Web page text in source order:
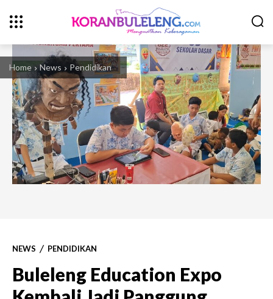
Home News Pendidikan
NEWS PENDIDIKAN
Buleleng Education Expo